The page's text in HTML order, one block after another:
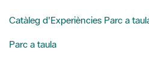
Catàleg d'Experiències Parc a
Parc a taula